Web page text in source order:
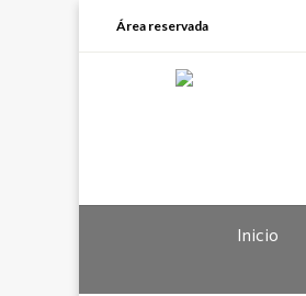
Área reservada
Inicio